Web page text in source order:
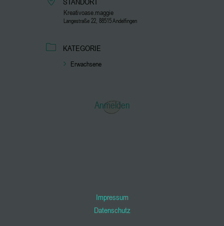
Kreativoase.maggie
Langestraße 22, 88515 Andelfingen
KATEGORIE
Erwachsene
Anmelden
Impressum
Datenschutz